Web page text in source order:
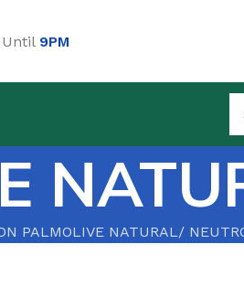
Until 9PM
PALMOLIVE NATURAL/